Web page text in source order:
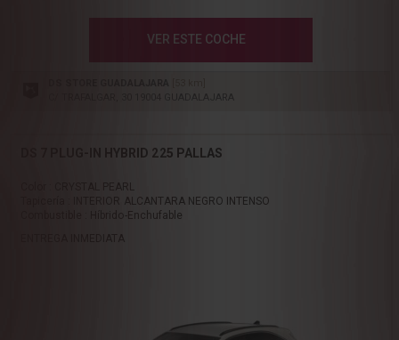
VER ESTE COCHE
C/ TRAFALGAR, 30 19004 GUADALAJARA
DS 7 PLUG-IN HYBRID 225 PALLAS
Color : CRYSTAL PEARL
Tapicería : INTERIOR ALCANTARA NEGRO INTENSO
Combustible : Híbrido-Enchufable